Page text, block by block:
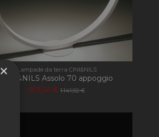
Lampade da terra CINI&NILS
CINI&NILS Assolo 70 appoggio
913,54 € 1.141,92 €
×